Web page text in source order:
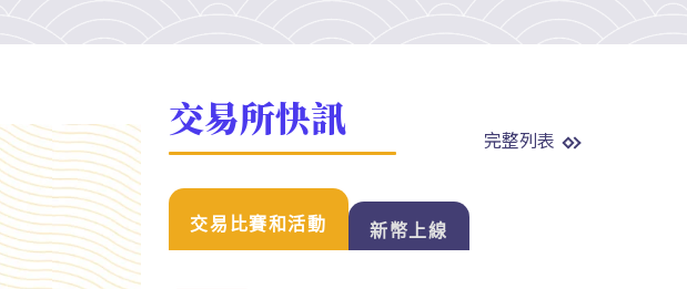
交易所快訊 完整列表
交易比賽和活動 新幣上線